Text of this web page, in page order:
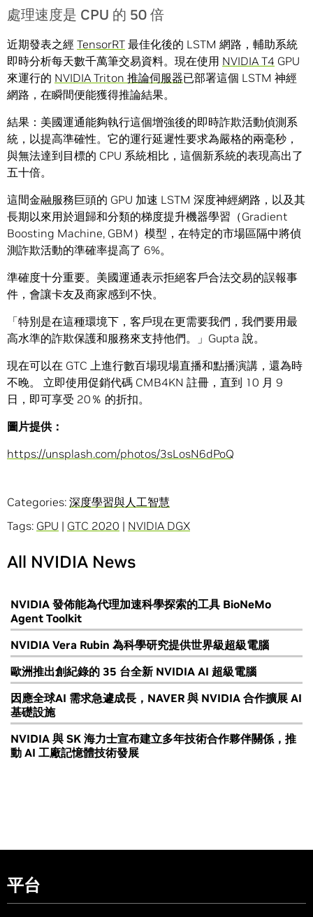
處理速度是 CPU 的 50 倍
近期發表之經 TensorRT 最佳化後的 LSTM 網路，輔助系統
即時分析每天數千萬筆交易資料。現在使用 NVIDIA T4 GPU
來運行的 NVIDIA Triton 推論伺服器已部署這個 LSTM 神經
網路，在瞬間便能獲得推論結果。
結果：美國運通能夠執行這個增強後的即時詐欺活動偵測系
統，以提高準確性。它的運行延遲性要求為嚴格的兩毫秒，
與無法達到目標的 CPU 系統相比，這個新系統的表現高出了
五十倍。
這間金融服務巨頭的 GPU 加速 LSTM 深度神經網路，以及其
長期以來用於迴歸和分類的梯度提升機器學習（Gradient
Boosting Machine, GBM）模型，在特定的市場區隔中將偵
測詐欺活動的準確率提高了 6%。
準確度十分重要。美國運通表示拒絕客戶合法交易的誤報事
件，會讓卡友及商家感到不快。
「特別是在這種環境下，客戶現在更需要我們，我們要用最
高水準的詐欺保護和服務來支持他們。」Gupta 說。
現在可以在 GTC 上進行數百場現場直播和點播演講，還為時
不晚。 立即使用促銷代碼 CMB4KN 註冊，直到 10 月 9
日，即可享受 20％ 的折扣。
圖片提供：
https://unsplash.com/photos/3sLosN6dPoQ
Categories: 深度學習與人工智慧
Tags: GPU | GTC 2020 | NVIDIA DGX
All NVIDIA News
NVIDIA 發佈能為代理加速科學探索的工具 BioNeMo
Agent Toolkit
NVIDIA Vera Rubin 為科學研究提供世界級超級電腦
歐洲推出創紀錄的 35 台全新 NVIDIA AI 超級電腦
因應全球AI 需求急遽成長，NAVER 與 NVIDIA 合作擴展 AI
基礎設施
NVIDIA 與 SK 海力士宣布建立多年技術合作夥伴關係，推
動 AI 工廠記憶體技術發展
平台